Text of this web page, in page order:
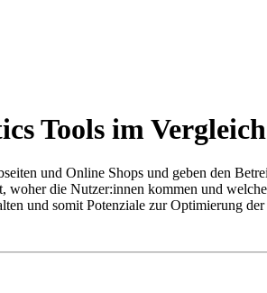
Tools im Vergleich
und Online Shops und geben den
woher die Nutzer:innen kommen und
und somit Potenziale zur Optimierung
Funktionen: Messung des Traffics
nach Device, Demografie, Geografie und
zu verstehen, zu analysieren und zu